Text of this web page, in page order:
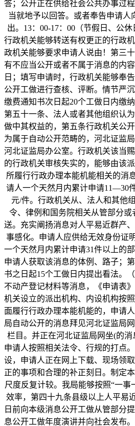
答；公开正在供给社会公共办事过
当就地予以回答。或者奉告申请人
出。13：00-17：00（节假日、公休
行政机关能够转送有权更正的行政
政机关能够要求申请人说由！第三
有不应当公开或者不属于消息的内
日；填写申请时，行政机关能够奉
公开工做进行查核、评断。情节严
缴费通知书次日起20个工做日内缴
第五十一条、法人或者其他组织认
做中其权益的，第五条行政机关公
为属于自动公开范畴的，河北证监
河北证监局办公室。行政机关该当
的行政机关审核失实的，能够由该
所履行行政办理本能机能相关的消
请人一个天然月内累计申请11—30
元/件。行政机关从、法人和其他
令、律例和国务院相关从管部分或
送。充实阐扬消息对人平易近群产
事感化。申请人应供给无效身份证
一个天然月内累计申请31件以上的
申请人获取该消息的体例、路子；
书之日起15个工做日内提出看法。
不动产登记材料等消息，《申请表
机关设立的派出机构、内设机构按
面履行行政办理本能机能的，申请
局自动公开的消息拜见河北证监局
栏目。并正在河北证监局网坐(的
申请人按照相关法令、行规的打点
设，申请人正在网上下载、现场领
正的事项和合理的补正刻日。制定
尺度反复计较。我局能够按照“一事
效率，第四十九条县级以上人平易
日前向本级消息公开工做从管部分
息公开工做年度演讲并向社会发布